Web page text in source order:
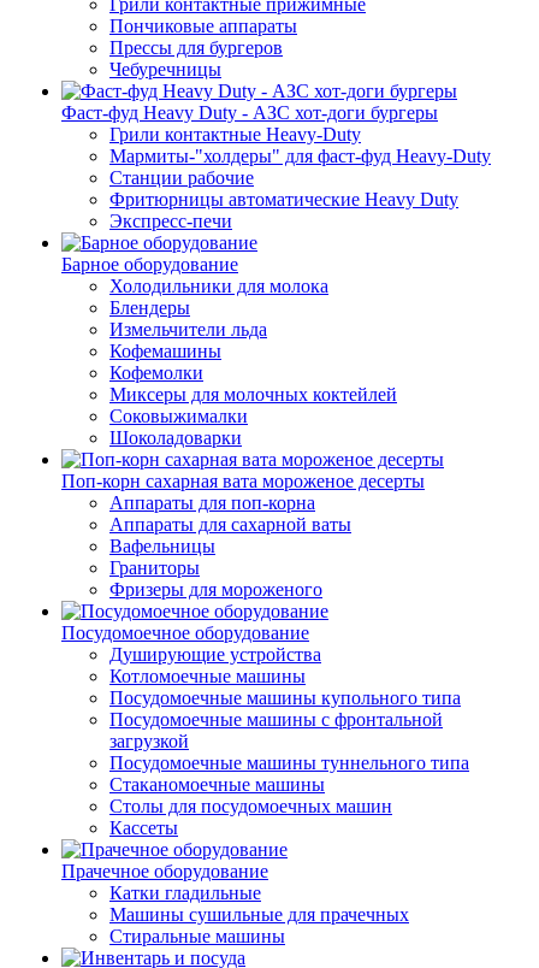
Грили контактные прижимные
Пончиковые аппараты
Прессы для бургеров
Чебуречницы
Фаст-фуд Heavy Duty - АЗС хот-доги бургеры
Грили контактные Heavy-Duty
Мармиты-"холдеры" для фаст-фуд Heavy-Duty
Станции рабочие
Фритюрницы автоматические Heavy Duty
Экспресс-печи
Барное оборудование
Холодильники для молока
Блендеры
Измельчители льда
Кофемашины
Кофемолки
Миксеры для молочных коктейлей
Соковыжималки
Шоколадоварки
Поп-корн сахарная вата мороженое десерты
Аппараты для поп-корна
Аппараты для сахарной ваты
Вафельницы
Граниторы
Фризеры для мороженого
Посудомоечное оборудование
Душирующие устройства
Котломоечные машины
Посудомоечные машины купольного типа
Посудомоечные машины с фронтальной
загрузкой
Посудомоечные машины туннельного типа
Стаканомоечные машины
Столы для посудомоечных машин
Кассеты
Прачечное оборудование
Катки гладильные
Машины сушильные для прачечных
Стиральные машины